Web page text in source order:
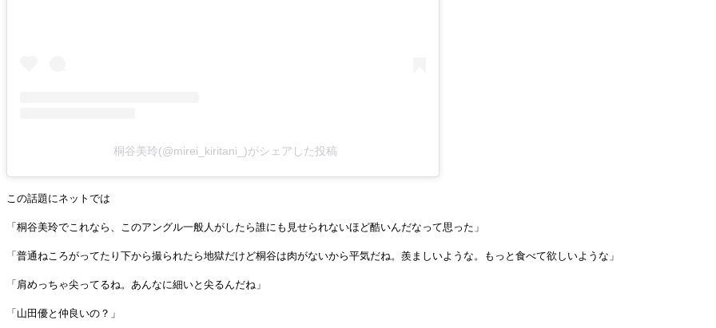
桐谷美玲(@mirei_kiritani_)がシェアした投稿
この話題にネットでは
「桐谷美玲でこれなら、このアングル一般人がしたら誰にも見せられないほど酷いんだなって思った」
「普通ねころがってたり下から撮られたら地獄だけど桐谷は肉がないから平気だね。羨ましいような。もっと食べて欲しいような」
「肩めっちゃ尖ってるね。あんなに細いと尖るんだね」
「山田優と仲良いの？」